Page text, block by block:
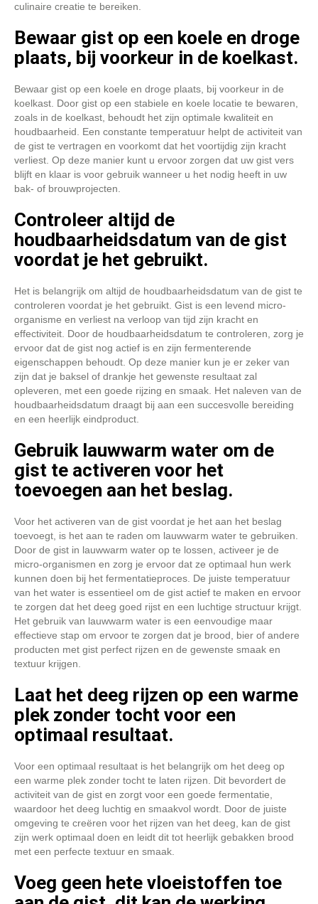
culinaire creatie te bereiken.
Bewaar gist op een koele en droge
plaats, bij voorkeur in de koelkast.
Bewaar gist op een koele en droge plaats, bij voorkeur in de
koelkast. Door gist op een stabiele en koele locatie te bewaren,
zoals in de koelkast, behoudt het zijn optimale kwaliteit en
houdbaarheid. Een constante temperatuur helpt de activiteit van
de gist te vertragen en voorkomt dat het voortijdig zijn kracht
verliest. Op deze manier kunt u ervoor zorgen dat uw gist vers
blijft en klaar is voor gebruik wanneer u het nodig heeft in uw
bak- of brouwprojecten.
Controleer altijd de
houdbaarheidsdatum van de gist
voordat je het gebruikt.
Het is belangrijk om altijd de houdbaarheidsdatum van de gist te
controleren voordat je het gebruikt. Gist is een levend micro-
organisme en verliest na verloop van tijd zijn kracht en
effectiviteit. Door de houdbaarheidsdatum te controleren, zorg je
ervoor dat de gist nog actief is en zijn fermenterende
eigenschappen behoudt. Op deze manier kun je er zeker van
zijn dat je baksel of drankje het gewenste resultaat zal
opleveren, met een goede rijzing en smaak. Het naleven van de
houdbaarheidsdatum draagt bij aan een succesvolle bereiding
en een heerlijk eindproduct.
Gebruik lauwwarm water om de
gist te activeren voor het
toevoegen aan het beslag.
Voor het activeren van de gist voordat je het aan het beslag
toevoegt, is het aan te raden om lauwwarm water te gebruiken.
Door de gist in lauwwarm water op te lossen, activeer je de
micro-organismen en zorg je ervoor dat ze optimaal hun werk
kunnen doen bij het fermentatieproces. De juiste temperatuur
van het water is essentieel om de gist actief te maken en ervoor
te zorgen dat het deeg goed rijst en een luchtige structuur krijgt.
Het gebruik van lauwwarm water is een eenvoudige maar
effectieve stap om ervoor te zorgen dat je brood, bier of andere
producten met gist perfect rijzen en de gewenste smaak en
textuur krijgen.
Laat het deeg rijzen op een warme
plek zonder tocht voor een
optimaal resultaat.
Voor een optimaal resultaat is het belangrijk om het deeg op
een warme plek zonder tocht te laten rijzen. Dit bevordert de
activiteit van de gist en zorgt voor een goede fermentatie,
waardoor het deeg luchtig en smaakvol wordt. Door de juiste
omgeving te creëren voor het rijzen van het deeg, kan de gist
zijn werk optimaal doen en leidt dit tot heerlijk gebakken brood
met een perfecte textuur en smaak.
Voeg geen hete vloeistoffen toe